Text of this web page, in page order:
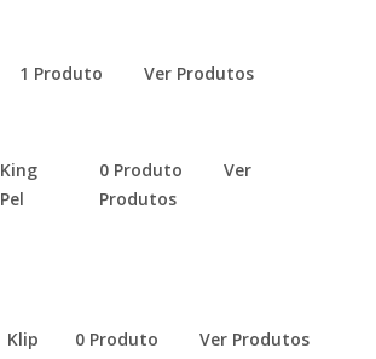
1 Produto Ver Produtos
King
Pel
0 Produto
Ver
Produtos
Klip 0 Produto Ver Produtos